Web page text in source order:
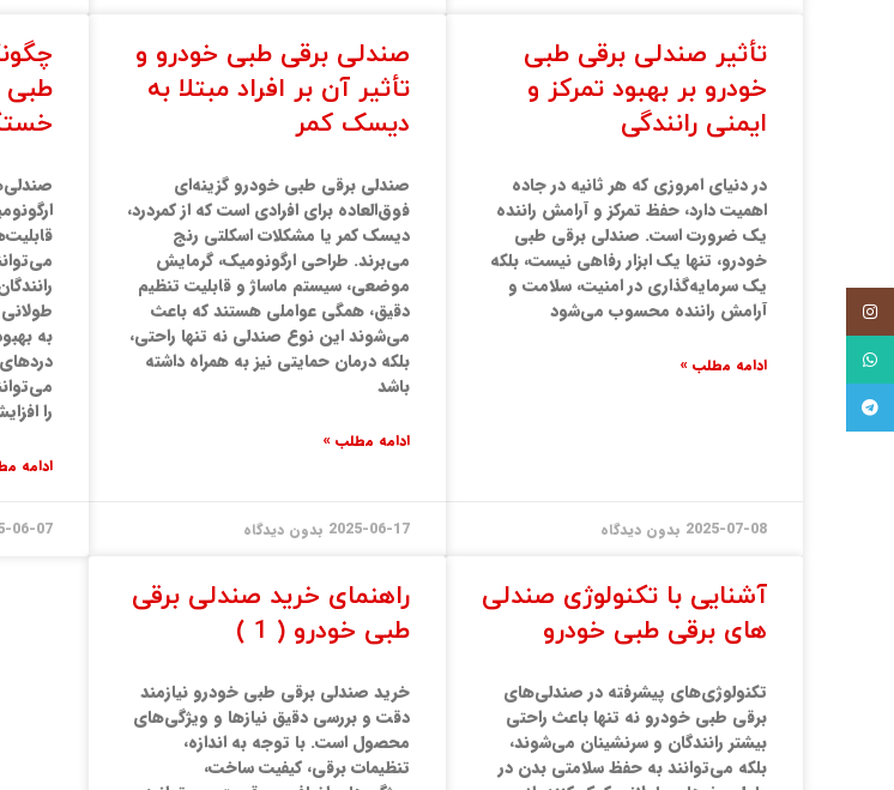
تأثیر صندلی برقی طبی
خودرو بر بهبود تمرکز و
ایمنی رانندگی
در دنیای امروزی که هر ثانیه در جاده
اهمیت دارد، حفظ تمرکز و آرامش راننده
یک ضرورت است. صندلی برقی طبی
خودرو، تنها یک ابزار رفاهی نیست، بلکه
یک سرمایه‌گذاری در امنیت، سلامت و
آرامش راننده محسوب می‌شود
ادامه مطلب »
2025-07-08 بدون دیدگاه
صندلی برقی طبی خودرو و
تأثیر آن بر افراد مبتلا به
دیسک کمر
صندلی برقی طبی خودرو گزینه‌ای
فوق‌العاده برای افرادی است که از کمردرد،
دیسک کمر یا مشکلات اسکلتی رنج
می‌برند. طراحی ارگونومیک، گرمایش
موضعی، سیستم ماساژ و قابلیت تنظیم
دقیق، همگی عواملی هستند که باعث
می‌شوند این نوع صندلی نه تنها راحتی،
بلکه درمان حمایتی نیز به همراه داشته
باشد
ادامه مطلب »
2025-06-17 بدون دیدگاه
طبی
به
را
ادامه
06-07
آشنایی با تکنولوژی صندلی‌
های برقی طبی خودرو
تکنولوژی‌های پیشرفته در صندلی‌های
برقی طبی خودرو نه تنها باعث راحتی
بیشتر رانندگان و سرنشینان می‌شوند،
بلکه می‌توانند به حفظ سلامتی بدن در
راهنمای خرید صندلی برقی
طبی خودرو ( 1 )
خرید صندلی برقی طبی خودرو نیازمند
دقت و بررسی دقیق نیازها و ویژگی‌های
محصول است. با توجه به اندازه،
تنظیمات برقی، کیفیت ساخت،